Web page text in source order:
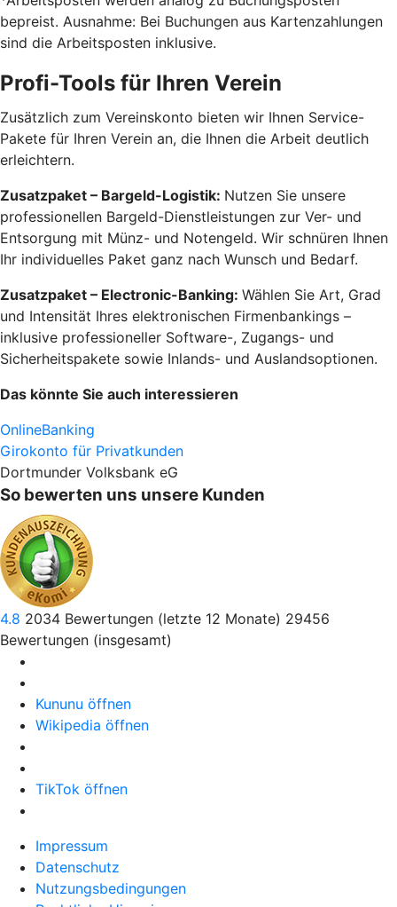
bepreist. Ausnahme: Bei Buchungen aus Kartenzahlungen
sind die Arbeitsposten inklusive.
Profi-Tools für Ihren Verein
Zusätzlich zum Vereinskonto bieten wir Ihnen Service-
Pakete für Ihren Verein an, die Ihnen die Arbeit deutlich
erleichtern.
Zusatzpaket – Bargeld-Logistik: Nutzen Sie unsere
professionellen Bargeld-Dienstleistungen zur Ver- und
Entsorgung mit Münz- und Notengeld. Wir schnüren Ihnen
Ihr individuelles Paket ganz nach Wunsch und Bedarf.
Zusatzpaket – Electronic-Banking: Wählen Sie Art, Grad
und Intensität Ihres elektronischen Firmenbankings –
inklusive professioneller Software-, Zugangs- und
Sicherheitspakete sowie Inlands- und Auslandsoptionen.
Das könnte Sie auch interessieren
OnlineBanking
Girokonto für Privatkunden
Dortmunder Volksbank eG
So bewerten uns unsere Kunden
4.8 2034 Bewertungen (letzte 12 Monate) 29456
Bewertungen (insgesamt)
Kununu öffnen
Wikipedia öffnen
TikTok öffnen
Impressum
Datenschutz
Nutzungsbedingungen